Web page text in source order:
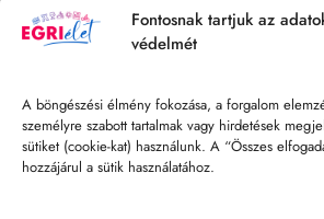
Fontosnak tartjuk az
védelmét
A böngészési élmény fokozása, a forgalom
személyre szabott tartalmak vagy hirdetések
sütiket (cookie-kat) használunk. A “Összes
hozzájárul a sütik használatához.